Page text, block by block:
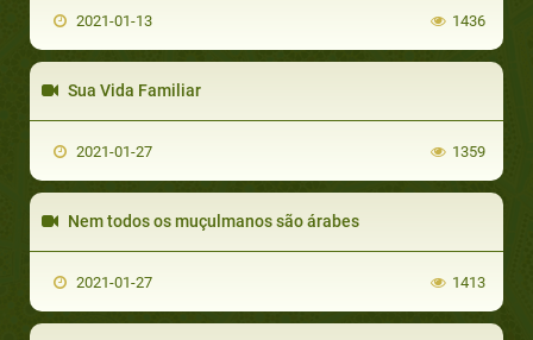
2021-01-13 1436
Sua Vida Familiar
2021-01-27 1359
Nem todos os muçulmanos são árabes
2021-01-27 1413